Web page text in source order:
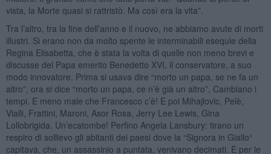
vista, la Morte quasi si rattristò. Ma così era la vita”.
Tra l’altro, tra la fine dell’anno e il nuovo, ne abbiamo avute di morti
illustri. Si erano non da molto spente le interminabili esequie della
Regina Elisabetta, che è stata la volta di quelle non meno brevi e
discusse del Papa emerito Benedetto XVI, il conservatore, a suo
modo innovatore. Prima si usava dire “morto un papa, se ne fa un
altro”, ora si dice “morto un papa, ce n’è già un altro”. Cambiano i
tempi. E meno male che Francesco c’è! E poi Mihajlovic, Pelè,
Vialli, Frattini, Maroni, Asor Rosa, Jerry Lee Lewis, Gina
Lollobrigida. Un’ecatombe! Perfino Angela Lansbury: tirano un
respiro di sollievo gli abitanti dei paesi dove la “Signora in Giallo“
capitava, che, un assassinio a puntata, venivano decimati. E per le